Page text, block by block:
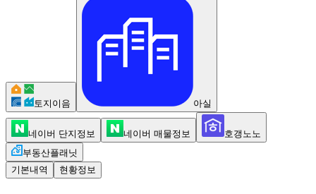
토지이음 아실
네이버 단지정보 네이버 매물정보
호갱노노
부동산플래닛
기본내역
현황정보